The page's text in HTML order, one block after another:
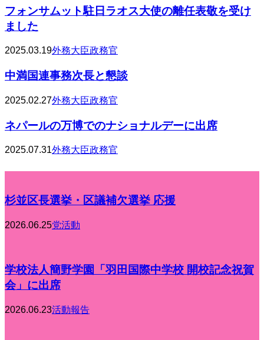
フォンサムット駐日ラオス大使の離任表敬を受け
ました
2025.03.19外務大臣政務官
中満国連事務次長と懇談
2025.02.27外務大臣政務官
ネパールの万博でのナショナルデーに出席
2025.07.31外務大臣政務官
杉並区長選挙・区議補欠選挙 応援
2026.06.25党活動
学校法人簡野学園「羽田国際中学校 開校記念祝賀
会」に出席
2026.06.23活動報告